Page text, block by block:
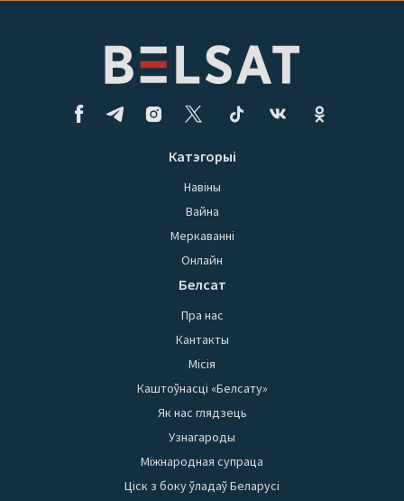
Катэгорыі
Навіны
Вайна
Меркаванні
Онлайн
Белсат
Пра нас
Кантакты
Місія
Каштоўнасці «Белсату»
Як нас глядзець
Узнагароды
Міжнародная супраца
Ціск з боку ўладаў Беларусі